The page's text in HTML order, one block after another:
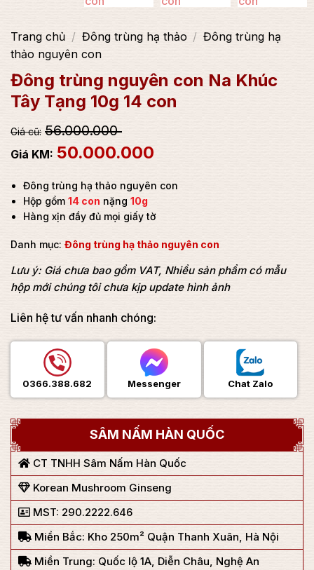
Trang chủ / Đông trùng hạ thảo / Đông trùng hạ
thảo nguyên con
Đông trùng nguyên con Na Khúc
Tây Tạng 10g 14 con
56.000.000
50.000.000
Đông trùng hạ thảo nguyên con
Hộp gồm14 con nặng10g
Hàng xịn đầy đủ mọi giấy tờ
Danh mục: Đông trùng hạ thảo nguyên con
Lưu ý: Giá chưa bao gồm VAT, Nhiều sản phẩm có mẫu
hộp mới chúng tôi chưa kịp update hình ảnh
Liên hệ tư vấn nhanh chóng:
0366.388.682 Messenger Chat Zalo
SÂM NẤM HÀN QUỐC
CT TNHH Sâm Nấm Hàn Quốc
Korean Mushroom Ginseng
MST: 290.2222.646
Miền Bắc: Kho 250m² Quận Thanh Xuân, Hà Nội
Miền Trung: Quốc lộ 1A, Diễn Châu, Nghệ An